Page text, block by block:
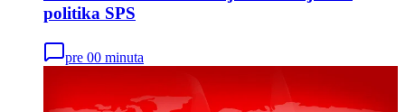
politika SPS
pre 00 minuta